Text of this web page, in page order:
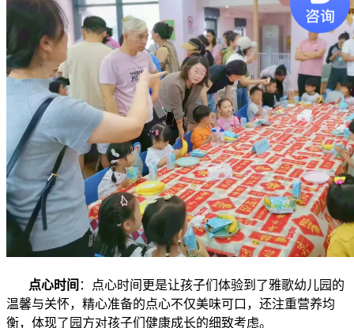
点心时间 ：点心时间更是让孩子们体验到了雅歌幼儿园的
温馨与关怀，精心准备的点心不仅美味可口，还注重营养均
衡，体现了园方对孩子们健康成长的细致考虑。